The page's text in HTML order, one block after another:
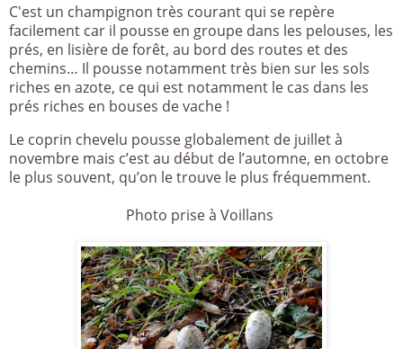
C'est un champignon très courant qui se repère
facilement car il pousse en groupe dans les pelouses, les
prés, en lisière de forêt, au bord des routes et des
chemins… Il pousse notamment très bien sur les sols
riches en azote, ce qui est notamment le cas dans les
prés riches en bouses de vache !
Le coprin chevelu pousse globalement de juillet à
novembre mais c’est au début de l’automne, en octobre
le plus souvent, qu’on le trouve le plus fréquemment.
Photo prise à Voillans